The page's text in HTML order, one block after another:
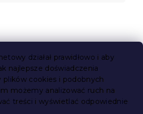
działał prawidłowo i aby
najlepsze doświadczenia
plików cookies i podobnych
możemy analizować ruch na
treści i wyświetlać odpowiednie
Ciebie